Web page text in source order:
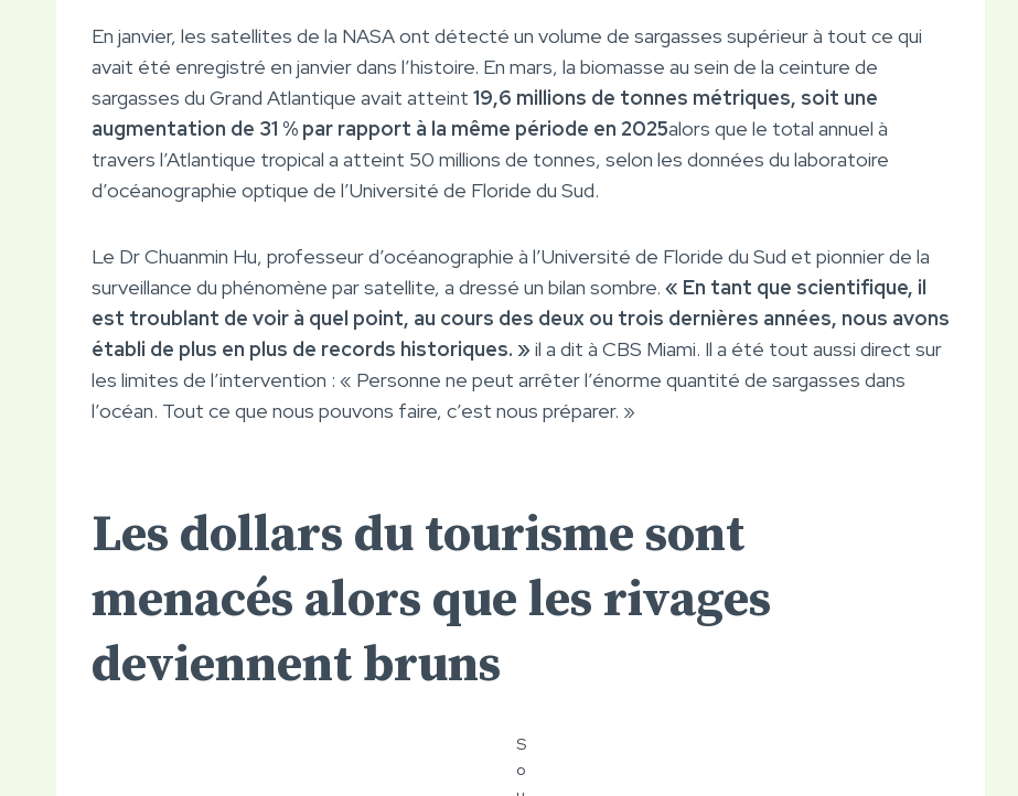
En janvier, les satellites de la NASA ont détecté un volume de sargasses supérieur à tout ce qui
avait été enregistré en janvier dans l’histoire. En mars, la biomasse au sein de la ceinture de
sargasses du Grand Atlantique avait atteint 19,6 millions de tonnes métriques, soit une
augmentation de 31 % par rapport à la même période en 2025alors que le total annuel à
travers l’Atlantique tropical a atteint 50 millions de tonnes, selon les données du laboratoire
d’océanographie optique de l’Université de Floride du Sud.
Le Dr Chuanmin Hu, professeur d’océanographie à l’Université de Floride du Sud et pionnier de la
surveillance du phénomène par satellite, a dressé un bilan sombre. « En tant que scientifique, il
est troublant de voir à quel point, au cours des deux ou trois dernières années, nous avons
établi de plus en plus de records historiques. » il a dit à CBS Miami. Il a été tout aussi direct sur
les limites de l’intervention : « Personne ne peut arrêter l’énorme quantité de sargasses dans
l’océan. Tout ce que nous pouvons faire, c’est nous préparer. »
Les dollars du tourisme sont
menacés alors que les rivages
deviennent bruns
S
o